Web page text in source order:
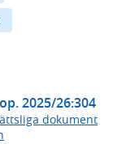
2025/26:304
dokument